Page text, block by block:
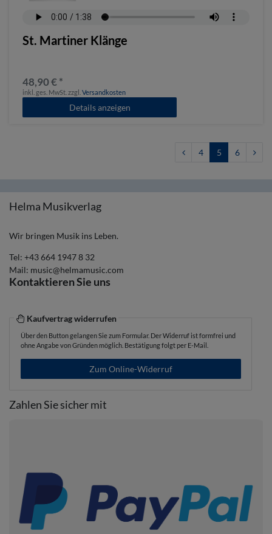
St. Martiner Klänge
48,90 € *
inkl. ges. MwSt. zzgl.Versandkosten
Details anzeigen
4 5 6
Helma Musikverlag
Wir bringen Musik ins Leben.
Tel: +43 664 1947 8 32
Mail: music@helmamusic.com
Kontaktieren Sie uns
Kaufvertrag widerrufen
Über den Button gelangen Sie zum Formular. Der Widerruf ist formfrei und
ohne Angabe von Gründen möglich. Bestätigung folgt per E-Mail.
Zum Online-Widerruf
Zahlen Sie sicher mit